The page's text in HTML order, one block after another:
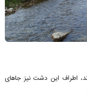
اطراف این دشت نیز جاهای